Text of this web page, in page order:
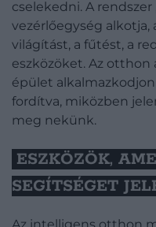
cselekedni. A
vezérlőegység alkotja,
világítást, a fűtést, a
eszközöket. Az otthon
épület
fordítva, miközben
meg nekünk.
ESZKÖZÖK,
SEGÍTSÉGET